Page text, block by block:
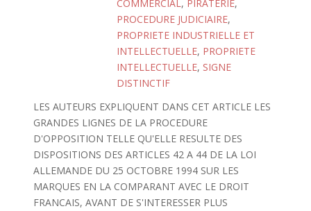
COMMERCIAL, PIRATERIE,
PROCEDURE JUDICIAIRE,
PROPRIETE INDUSTRIELLE ET
INTELLECTUELLE, PROPRIETE
INTELLECTUELLE, SIGNE
DISTINCTIF
LES AUTEURS EXPLIQUENT DANS CET ARTICLE LES
GRANDES LIGNES DE LA PROCEDURE
D'OPPOSITION TELLE QU'ELLE RESULTE DES
DISPOSITIONS DES ARTICLES 42 A 44 DE LA LOI
ALLEMANDE DU 25 OCTOBRE 1994 SUR LES
MARQUES EN LA COMPARANT AVEC LE DROIT
FRANCAIS, AVANT DE S'INTERESSER PLUS